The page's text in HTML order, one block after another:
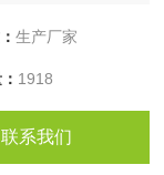
生产厂家
1918
联系我们